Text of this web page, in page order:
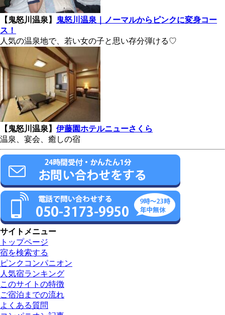
【鬼怒川温泉】
鬼怒川温泉｜ノーマルからピンクに変身コー
ス！
人気の温泉地で、若い女の子と思い存分弾ける♡
【鬼怒川温泉】 伊藤園ホテルニューさくら
温泉、宴会、癒しの宿
サイトメニュー
トップページ
宿を検索する
ピンクコンパニオン
人気宿ランキング
このサイトの特徴
ご宿泊までの流れ
よくある質問